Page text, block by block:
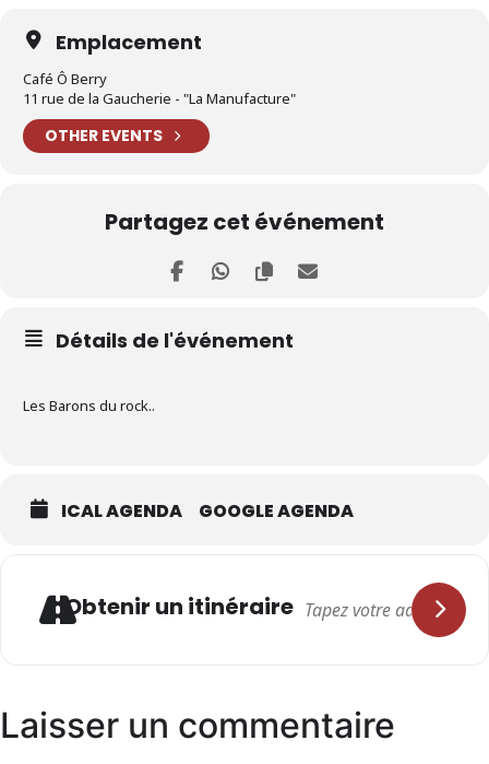
Emplacement
Café Ô Berry
11 rue de la Gaucherie - "La Manufacture"
OTHER EVENTS
Partagez cet événement
Détails de l'événement
Les Barons du rock..
ICAL AGENDA GOOGLE AGENDA
Obtenir un itinéraire
Laisser un commentaire